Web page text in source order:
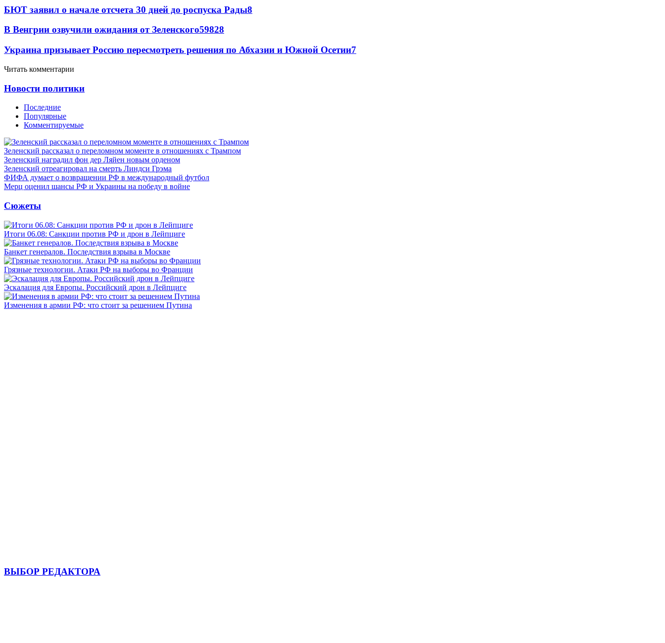
БЮТ заявил о начале отсчета 30 дней до роспуска Рады8
В Венгрии озвучили ожидания от Зеленского59828
Украина призывает Россию пересмотреть решения по Абхазии и Южной Осетии7
Читать комментарии
Новости политики
Последние
Популярные
Комментируемые
Зеленский рассказал о переломном моменте в отношениях с Трампом
Зеленский наградил фон дер Ляйен новым орденом
Зеленский отреагировал на смерть Линдси Грэма
ФИФА думает о возвращении РФ в международный футбол
Мерц оценил шансы РФ и Украины на победу в войне
Сюжеты
Итоги 06.08: Санкции против РФ и дрон в Лейпциге
Банкет генералов. Последствия взрыва в Москве
Грязные технологии. Атаки РФ на выборы во Франции
Эскалация для Европы. Российский дрон в Лейпциге
Изменения в армии РФ: что стоит за решением Путина
ВЫБОР РЕДАКТОРА